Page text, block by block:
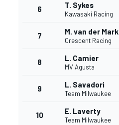
6 T. Sykes
Kawasaki Racing
7 M. van der Mark
Crescent Racing
8 L. Camier
MV Agusta
9 L. Savadori
Team Milwaukee
10 E. Laverty
Team Milwaukee